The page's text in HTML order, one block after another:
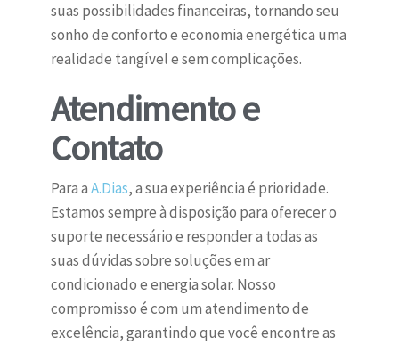
suas possibilidades financeiras, tornando seu
sonho de conforto e economia energética uma
realidade tangível e sem complicações.
Atendimento e
Contato
Para aA.Dias, a sua experiência é prioridade.
Estamos sempre à disposição para oferecer o
suporte necessário e responder a todas as
suas dúvidas sobre soluções em ar
condicionado e energia solar. Nosso
compromisso é com um atendimento de
excelência, garantindo que você encontre as